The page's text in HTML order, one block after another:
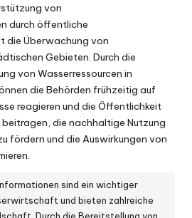
von
durch öffentliche
die Überwachung von
Gebieten. Durch die
von Wasserressourcen in
die Behörden frühzeitig auf
reagieren und die Öffentlichkeit
die nachhaltige Nutzung
fördern und die Auswirkungen von
sind ein wichtiger
und bieten zahlreiche